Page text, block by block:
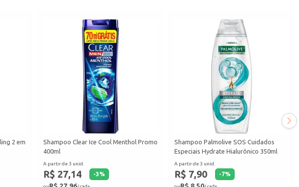
2 em
Shampoo Clear Ice Cool Menthol Promo
400ml
A partir de 3 unid.
R$ 27,14 -3%
Shampoo Palmolive SOS Cuidados
Especiais Hydrate Hialurônico 350ml
A partir de 3 unid.
R$ 7,90 -7%